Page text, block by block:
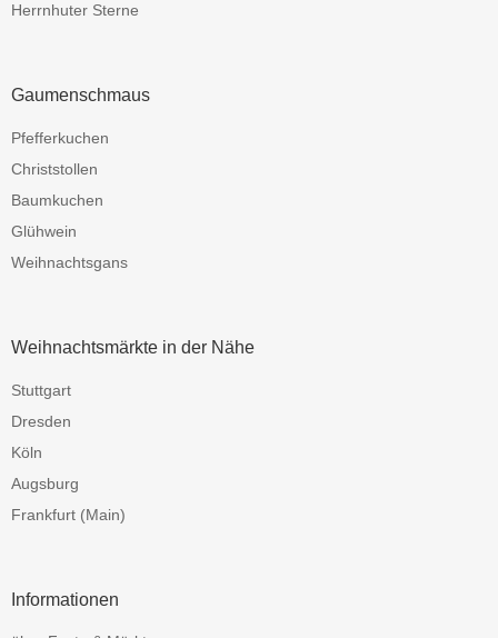
Herrnhuter Sterne
Gaumenschmaus
Pfefferkuchen
Christstollen
Baumkuchen
Glühwein
Weihnachtsgans
Weihnachtsmärkte in der Nähe
Stuttgart
Dresden
Köln
Augsburg
Frankfurt (Main)
Informationen